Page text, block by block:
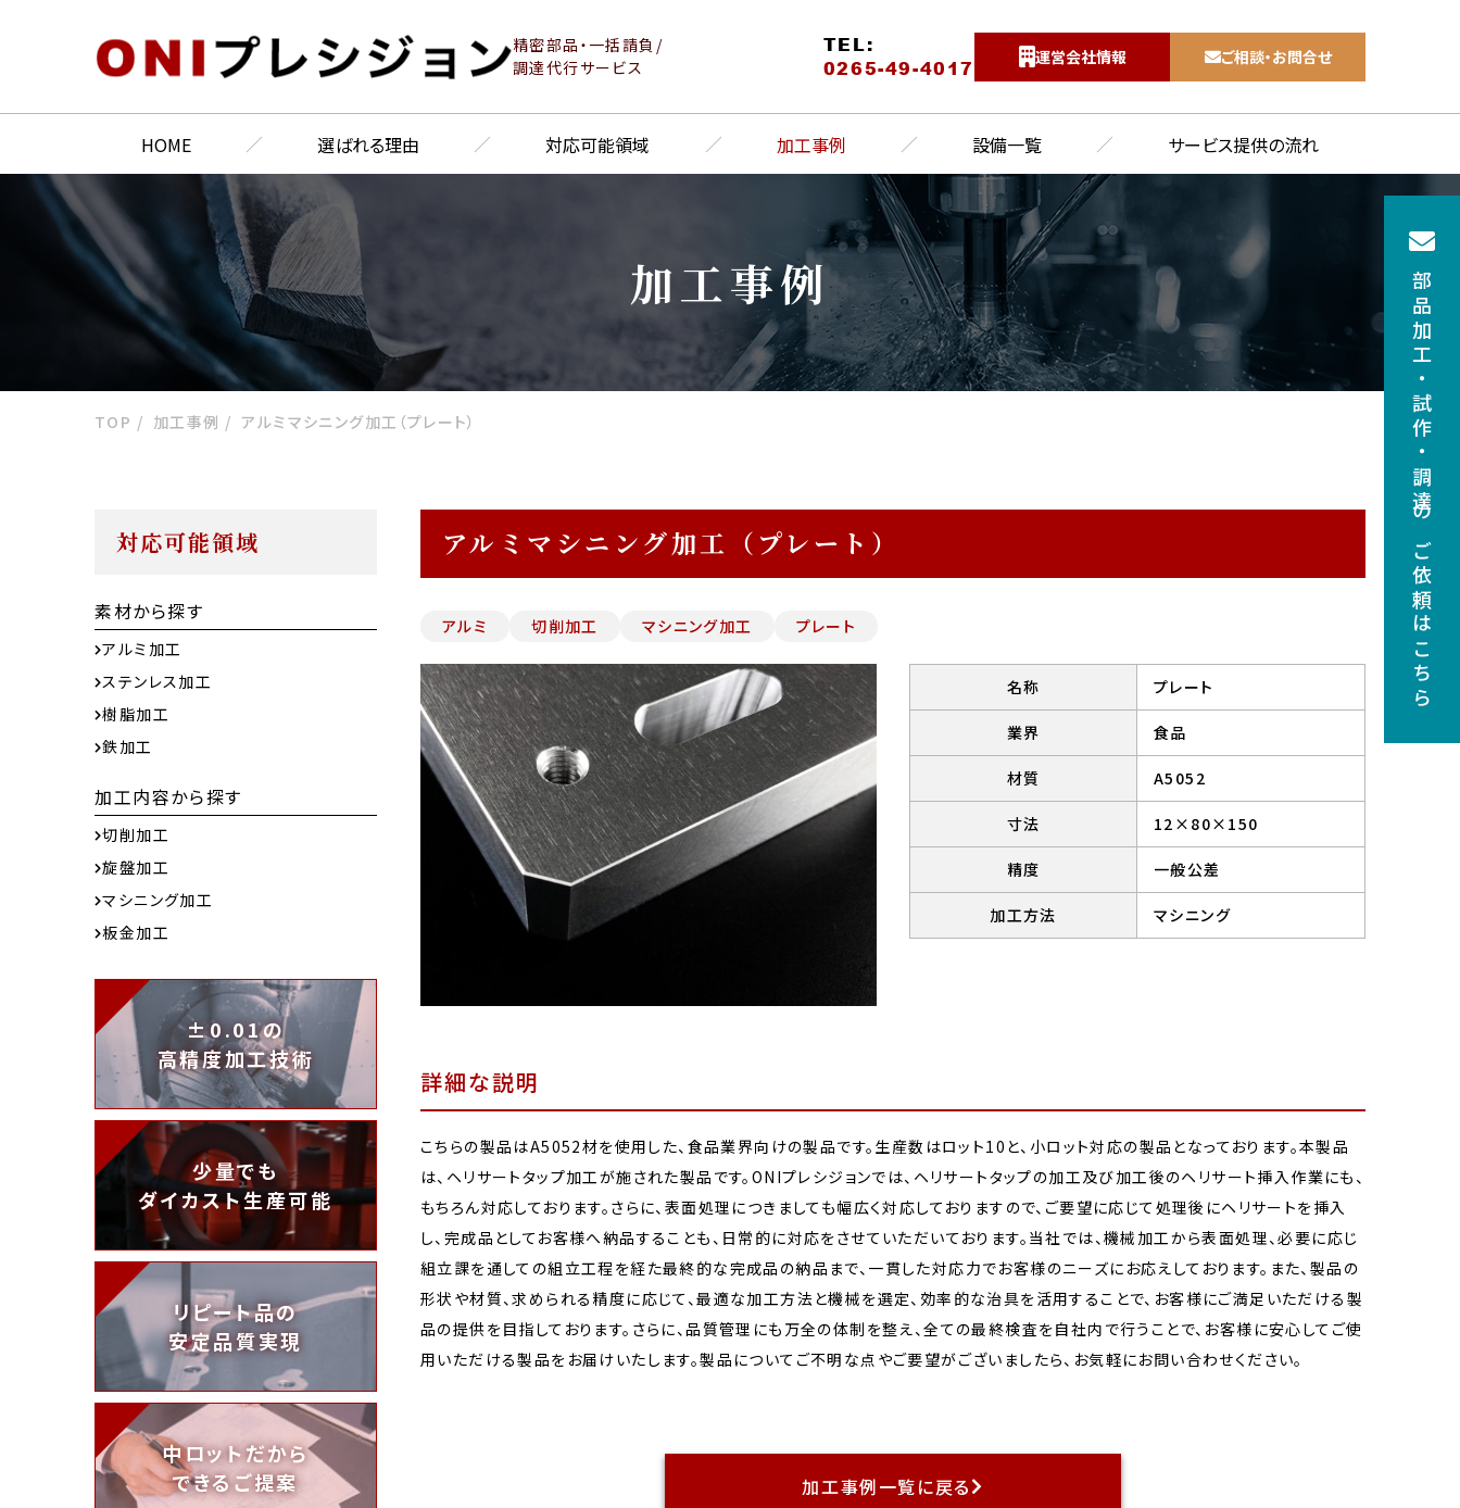
精密部品・一括請負/
調達代行サービス
TEL:
0265-49-4017
運営会社情報 ご相談・お問合せ
HOME 選ばれる理由 対応可能領域 加工事例 設備一覧 サービス提供の流れ
加工事例
TOP 加工事例 アルミマシニング加工（プレート）
アルミマシニング加工（プレート）
アルミ 切削加工 マシニング加工 プレート
名称 プレート
業界 食品
材質 A5052
寸法 12×80×150
精度 一般公差
加工方法 マシニング
詳細な説明
こちらの製品はA5052材を使用した、食品業界向けの製品です。生産数はロット10と、小ロット対応の製品となっております。本製品
は、ヘリサートタップ加工が施された製品です。ONIプレシジョンでは、ヘリサートタップの加工及び加工後のヘリサート挿入作業にも、
もちろん対応しております。さらに、表面処理につきましても幅広く対応しておりますので、ご要望に応じて処理後にヘリサートを挿入
し、完成品としてお客様へ納品することも、日常的に対応をさせていただいております。当社では、機械加工から表面処理、必要に応じ
組立課を通しての組立工程を経た最終的な完成品の納品まで、一貫した対応力でお客様のニーズにお応えしております。また、製品の
形状や材質、求められる精度に応じて、最適な加工方法と機械を選定、効率的な治具を活用することで、お客様にご満足いただける製
品の提供を目指しております。さらに、品質管理にも万全の体制を整え、全ての最終検査を自社内で行うことで、お客様に安心してご使
用いただける製品をお届けいたします。製品についてご不明な点やご要望がございましたら、お気軽にお問い合わせください。
加工事例一覧に戻る
対応可能領域
素材から探す
アルミ加工
ステンレス加工
樹脂加工
鉄加工
加工内容から探す
切削加工
旋盤加工
マシニング加工
板金加工
±0.01の
高精度加工技術
少量でも
ダイカスト生産可能
リピート品の
安定品質実現
中ロットだから
できるご提案
部品加工
・
試作
・
調達のご依頼はこちら